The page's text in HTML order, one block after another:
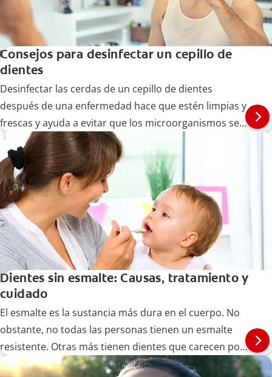
Consejos para desinfectar un cepillo de
dientes
Desinfectar las cerdas de un cepillo de dientes
después de una enfermedad hace que estén limpias y
frescas y ayuda a evitar que los microorganismos se
extiendan. A continuación, le decimos cómo hacerlo.
Dientes sin esmalte: Causas, tratamiento y
cuidado
El esmalte es la sustancia más dura en el cuerpo. No
obstante, no todas las personas tienen un esmalte
resistente. Otras más tienen dientes que carecen por
completo de él. Descubra más aquí.